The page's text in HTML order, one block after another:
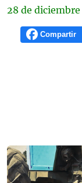
28 de diciembre
Compartir